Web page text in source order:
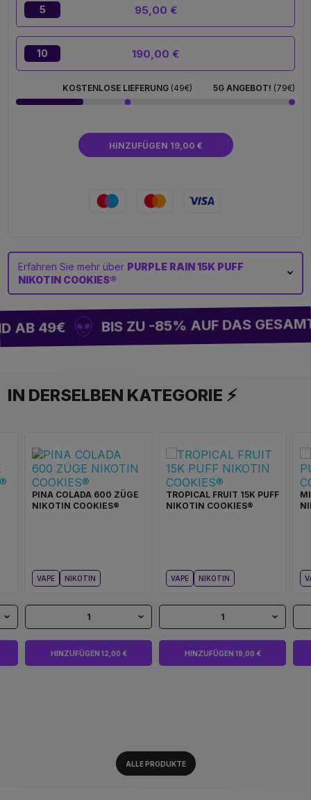
5 95,00 €
10 190,00 €
KOSTENLOSE LIEFERUNG (49€) 5G ANGEBOT! (79€)
HINZUFÜGEN 19,00 €
Erfahren Sie mehr über PURPLE RAIN 15K PUFF
NIKOTIN COOKIES®
AB 49€ BIS ZU -85% AUF DAS
IN DERSELBEN KATEGORIE ⚡
PINA COLADA 600 ZÜGE
NIKOTIN COOKIES®
VAPE NIKOTIN
1
HINZUFÜGEN 12,00 €
TROPICAL FRUIT 15K PUFF
NIKOTIN COOKIES®
VAPE NIKOTIN
1
HINZUFÜGEN 19,00 €
ALLE PRODUKTE